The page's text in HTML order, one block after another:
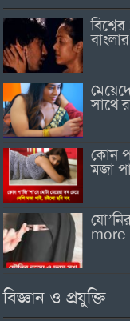
সাথে
কোন
মজা
more
বিজ্ঞান ও প্রযুক্তি